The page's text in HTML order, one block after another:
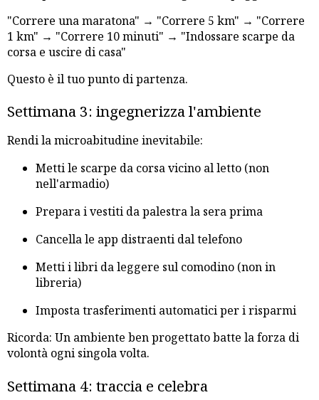
"Correre una maratona" → "Correre 5 km" → "Correre
1 km" → "Correre 10 minuti" → "Indossare scarpe da
corsa e uscire di casa"
Questo è il tuo punto di partenza.
Settimana 3: ingegnerizza l'ambiente
Rendi la microabitudine inevitabile:
Metti le scarpe da corsa vicino al letto (non
nell'armadio)
Prepara i vestiti da palestra la sera prima
Cancella le app distraenti dal telefono
Metti i libri da leggere sul comodino (non in
libreria)
Imposta trasferimenti automatici per i risparmi
Ricorda: Un ambiente ben progettato batte la forza di
volontà ogni singola volta.
Settimana 4: traccia e celebra